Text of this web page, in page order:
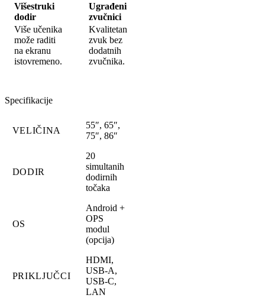
Višestruki
dodir
Više učenika
može raditi
na ekranu
istovremeno.
Ugrađeni
zvučnici
Kvalitetan
zvuk bez
dodatnih
zvučnika.
Specifikacije
VELIČINA
55″, 65″,
75″, 86″
DODIR
20
simultanih
dodirnih
točaka
OS
Android +
OPS
modul
(opcija)
PRIKLJUČCI
HDMI,
USB-A,
USB-C,
LAN